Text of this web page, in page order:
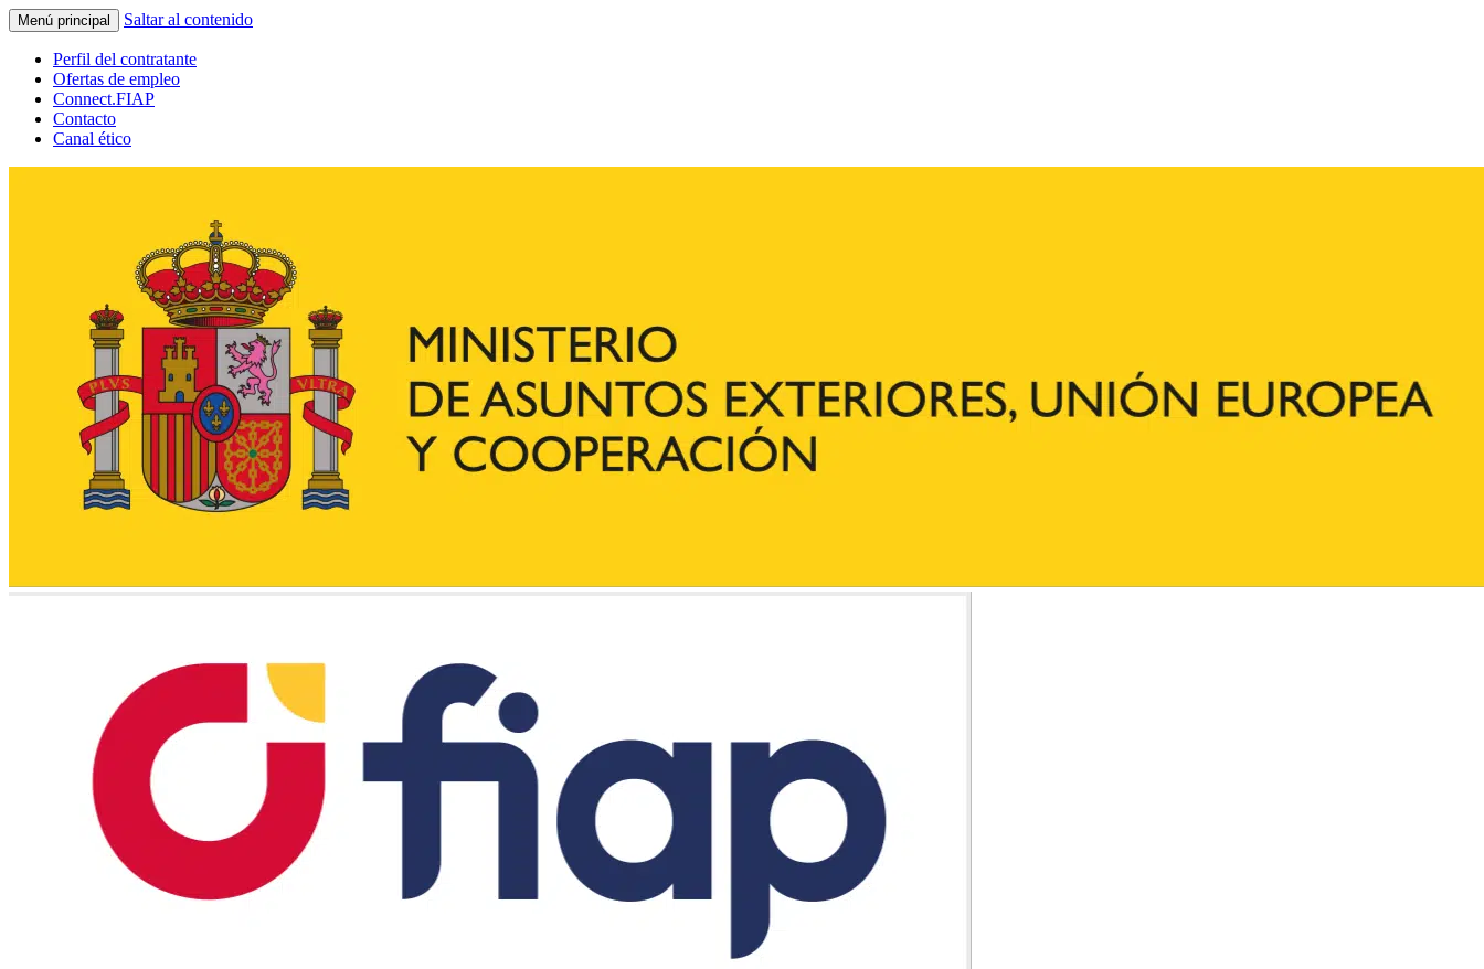
Menú principal Saltar al contenido
Perfil del contratante
Ofertas de empleo
Connect.FIAP
Contacto
Canal ético